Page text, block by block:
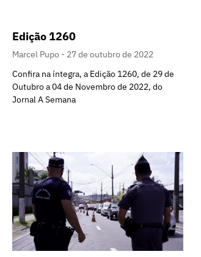
Edição 1260
Marcel Pupo
27 de outubro de 2022
Confira na íntegra, a Edição 1260, de 29 de
Outubro a 04 de Novembro de 2022, do
Jornal A Semana